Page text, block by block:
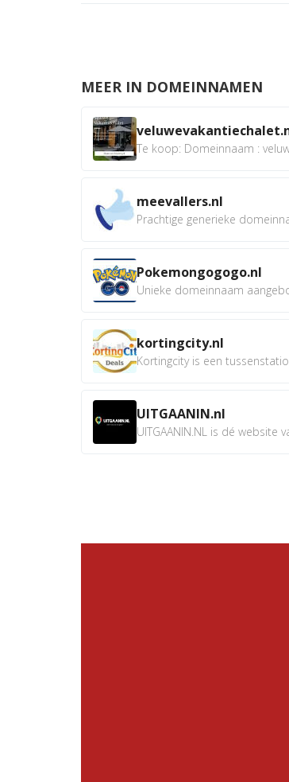
MEER IN DOMEINNAMEN
Te koop: Domeinnaam :
meevallers.nl
Prachtige generieke
Pokemongogogo.nl
Unieke domeinnaam
kortingcity.nl
Kortingcity is een
UITGAANIN.nl
UITGAANIN.NL is dé website